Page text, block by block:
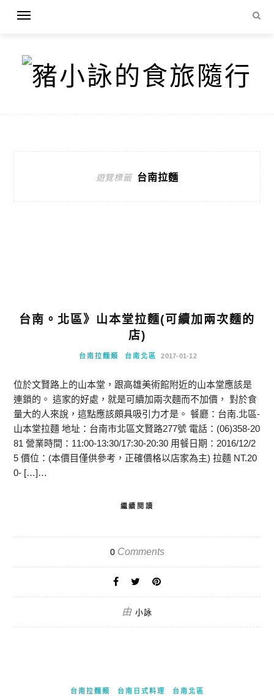
遊覽標籤 台南拉麵
台南。北區》山本堂拉麵(可續加兩次麵的
店)
台南拉麵類 台南北區 2017-01-12
位於文賢路上的山本堂，跟高雄美術館附近的山本堂應該是
連鎖的。 這家的好處，就是可續加兩次麵而不加價， 對於食
量大的人來說，這點應該頗具吸引力才是。 餐廳：台南.北區-
山本堂拉麵 地址：台南市北區文賢路277號 電話：(06)358-20
81 營業時間：11:00-13:30/17:30-20:30 用餐日期：2016/12/2
5 價位：(本價目僅供參考，正確價格以店家為主) 拉麵 NT.20
0- […]…
繼續閱讀
0Comments
由 小詠
台南拉麵類 台南日式料理 台南北區